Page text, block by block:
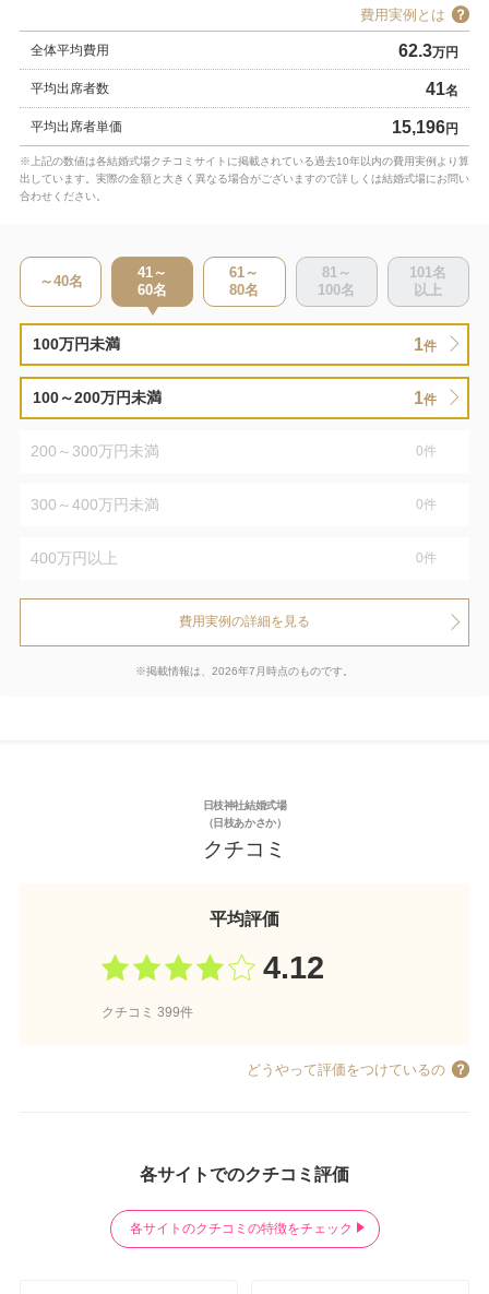
費用実例とは
全体平均費用 62.3万円
平均出席者数 41名
平均出席者単価 15,196円
※上記の数値は各結婚式場クチコミサイトに掲載されている過去10年以内の費用実例より算
出しています。実際の金額と大きく異なる場合がございますので詳しくは結婚式場にお問い
合わせください。
～40名
41～
60名
61～
80名
81～
100名
101 名
以上
100万円未満 1件
100～200万円未満 1件
200～300万円未満 0件
300～400万円未満 0件
400万円以上 0件
費用実例の詳細を見る
※掲載情報は、2026年7月時点のものです。
日枝神社結婚式場
（日枝あかさか）
クチコミ
平均評価
4.12
クチコミ 399件
どうやって評価をつけているの
各サイトでのクチコミ評価
各サイトのクチコミの特徴をチェック